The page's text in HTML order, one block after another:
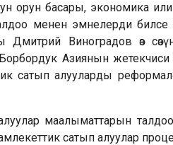
орун басары,
менен эмнелерди билсе
Дмитрий Виноградов өз
Азиянын
сатып алууларды
маалыматтарын
сатып алуулар